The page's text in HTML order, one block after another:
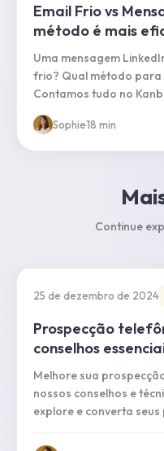
Email Frio vs
método é mais
Uma mensagem
frio? Qual método
Contamos tudo no
Sophie·18 min
Continue
25 de dezembro de 2024
Prospecção
conselhos
Melhore sua
nossos conselhos e
explore e converta